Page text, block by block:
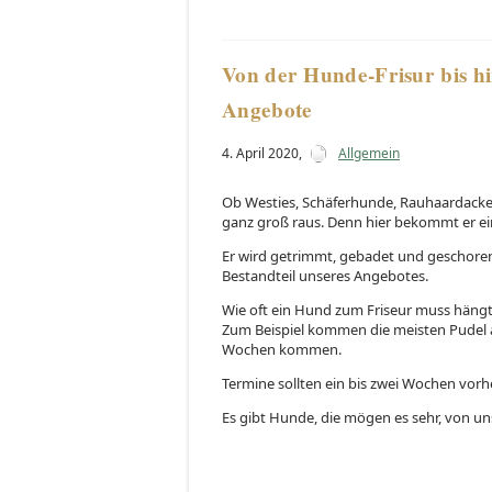
Von der Hunde-Frisur bis
Angebote
4. April 2020, Allgemein
Ob Westies, Schäferhunde,
ganz groß raus. Denn hier bekommt er
Er wird getrimmt, gebadet und
Bestandteil unseres Angebotes.
Wie oft ein Hund zum Friseur muss
Zum Beispiel kommen die meisten
Wochen kommen.
Termine sollten ein bis zwei Wochen
Es gibt Hunde, die mögen es sehr, von